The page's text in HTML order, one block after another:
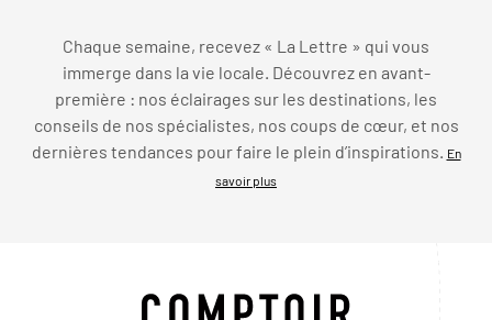
Chaque semaine, recevez « La Lettre » qui vous
immerge dans la vie locale. Découvrez en avant-
première : nos éclairages sur les destinations, les
conseils de nos spécialistes, nos coups de cœur, et nos
dernières tendances pour faire le plein d’inspirations.
En
savoir plus